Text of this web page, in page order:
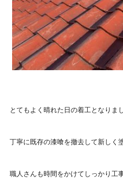
とてもよく晴れた日の着工となりまし
丁寧に既存の漆喰を撤去して新しく
職人さんも時間をかけてしっかり工